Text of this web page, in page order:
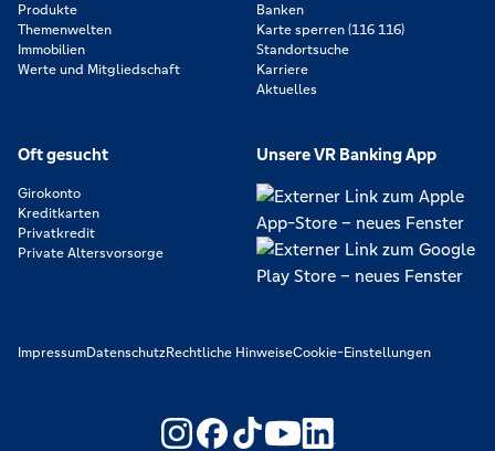
Produkte
Themenwelten
Immobilien
Werte und Mitgliedschaft
Banken
Karte sperren (116 116)
Standortsuche
Karriere
Aktuelles
Oft gesucht
Girokonto
Kreditkarten
Privatkredit
Private Altersvorsorge
Unsere VR Banking App
ImpressumDatenschutzRechtliche HinweiseCookie-Einstellungen
https://www.youtube.com/
https://